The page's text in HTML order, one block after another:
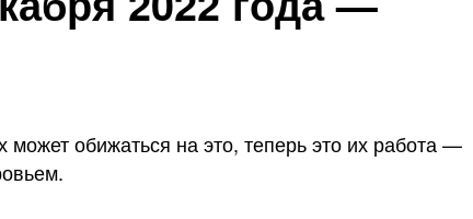
обижаться на это, теперь это их работа —